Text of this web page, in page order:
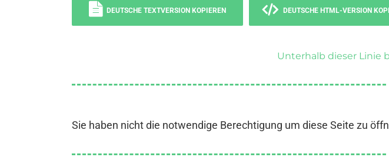
DEUTSCHE TEXTVERSION KOPIEREN DEUTSCHE HTML-VERSION
Unterhalb dieser Linie
Sie haben nicht die notwendige Berechtigung um diese Seite zu